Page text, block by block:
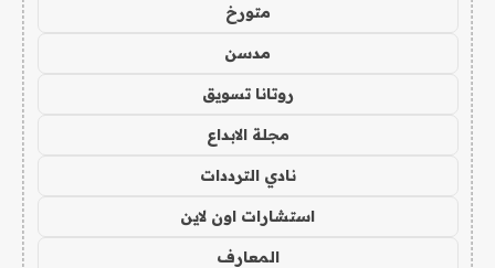
متورخ
مدسن
روتانا تسويق
مجلة الابداع
نادي الترددات
استشارات اون لاين
المعارف